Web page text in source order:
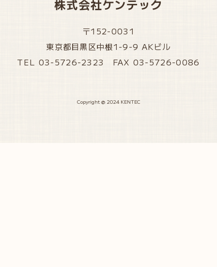
株式会社ケンテック
〒152-0031
東京都目黒区中根1-9-9 AKビル
TEL 03-5726-2323 FAX 03-5726-0086
Copyright @ 2024 KENTEC